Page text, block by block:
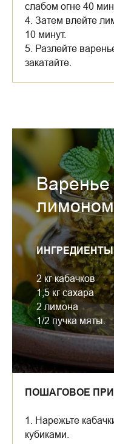
слабом огне 40
4. Затем влейте
10 минут.
5. Разлейте
закатайте.
Варенье
ИНГРЕДИЕНТЫ
2 кг кабачков
1,5 кг сахара
2 лимона
1/2 пучка мяты.
ПОШАГОВОЕ
1. Нарежьте
кубиками.